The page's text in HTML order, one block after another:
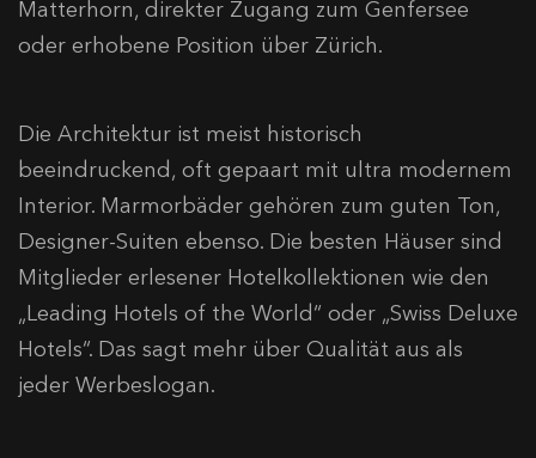
Matterhorn, direkter Zugang zum Genfersee
oder erhobene Position über Zürich.
Die Architektur ist meist historisch
beeindruckend, oft gepaart mit ultra modernem
Interior. Marmorbäder gehören zum guten Ton,
Designer-Suiten ebenso. Die besten Häuser sind
Mitglieder erlesener Hotelkollektionen wie den
„Leading Hotels of the World“ oder „Swiss Deluxe
Hotels“. Das sagt mehr über Qualität aus als
jeder Werbeslogan.